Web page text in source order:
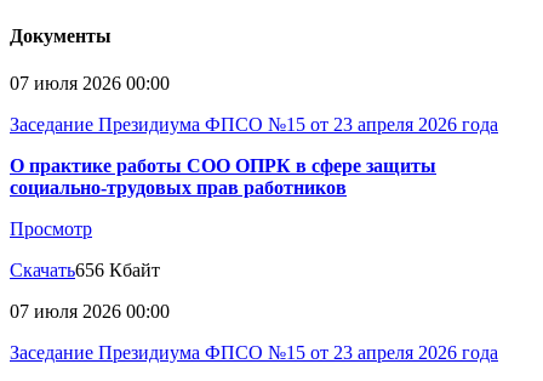
Документы
07 июля 2026 00:00
Заседание Президиума ФПСО №15 от 23 апреля 2026 года
О практике работы СОО ОПРК в сфере защиты
социально-трудовых прав работников
Просмотр
Скачать656 Кбайт
07 июля 2026 00:00
Заседание Президиума ФПСО №15 от 23 апреля 2026 года